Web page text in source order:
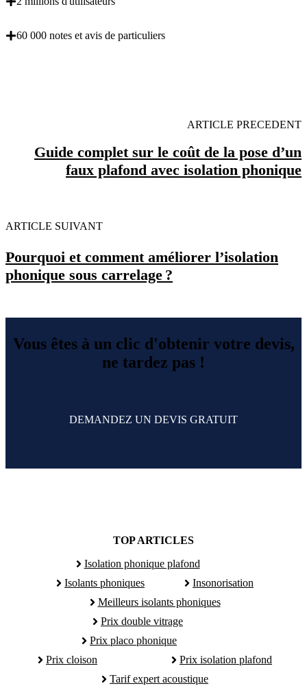
60 000 notes et avis de particuliers
ARTICLE PRECEDENT
Guide complet sur le coût de la pose d’un
faux plafond avec isolation phonique
ARTICLE SUIVANT
Pourquoi et comment améliorer l’isolation
phonique sous carrelage ?
Vous êtes à un clic d'obtenir votre devis,
ne tardez pas !
DEMANDEZ UN DEVIS GRATUIT
TOP ARTICLES
Isolation phonique plafond
Isolants phoniques
Insonorisation
Meilleurs isolants phoniques
Prix double vitrage
Prix placo phonique
Prix cloison
Prix isolation plafond
Tarif expert acoustique